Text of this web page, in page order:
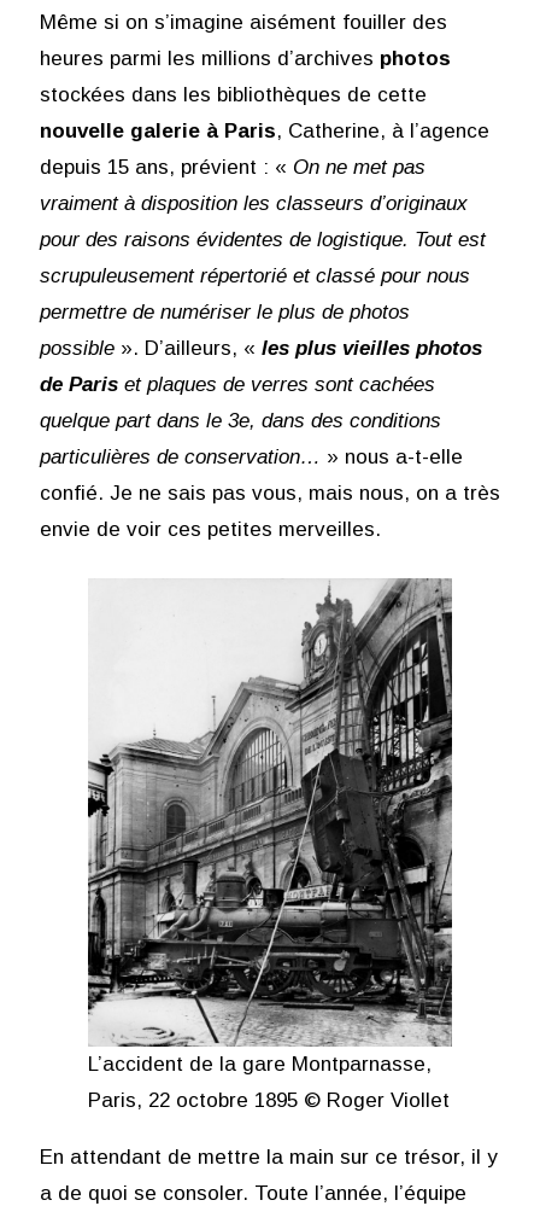
Même si on s’imagine aisément fouiller des
heures parmi les millions d’archives photos
stockées dans les bibliothèques de cette
nouvelle galerie à Paris, Catherine, à l’agence
depuis 15 ans, prévient : « On ne met pas
vraiment à disposition les classeurs d’originaux
pour des raisons évidentes de logistique. Tout est
scrupuleusement répertorié et classé pour nous
permettre de numériser le plus de photos
possible». D’ailleurs, « les plus vieilles photos
de Pariset plaques de verres sont cachées
quelque part dans le 3e, dans des conditions
particulières de conservation… » nous a-t-elle
confié. Je ne sais pas vous, mais nous, on a très
envie de voir ces petites merveilles.
L’accident de la gare Montparnasse,
Paris, 22 octobre 1895 © Roger Viollet
En attendant de mettre la main sur ce trésor, il y
a de quoi se consoler. Toute l’année, l’équipe